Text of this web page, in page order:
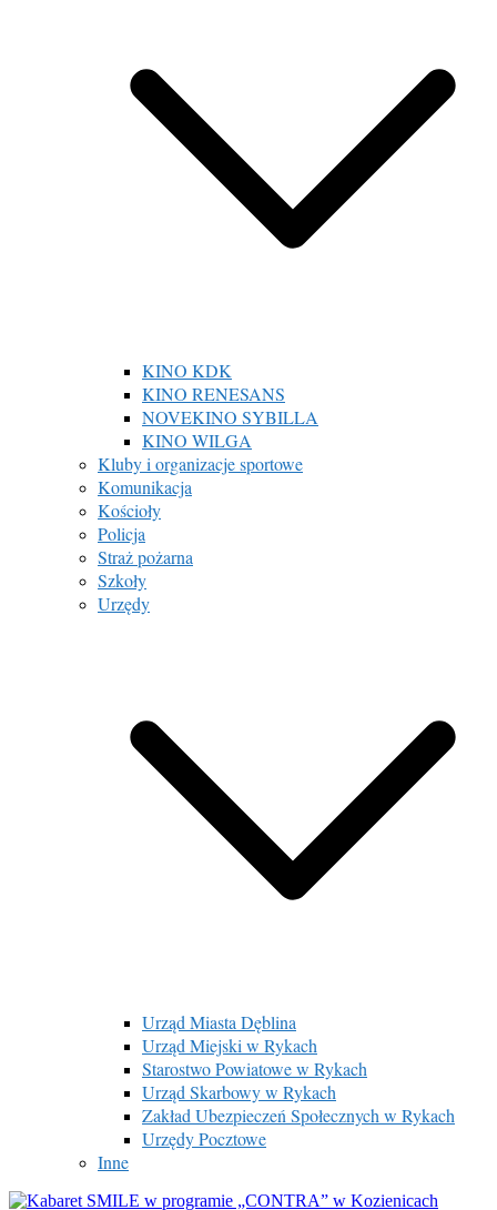
KINO KDK
KINO RENESANS
NOVEKINO SYBILLA
KINO WILGA
Kluby i organizacje sportowe
Komunikacja
Kościoły
Policja
Straż pożarna
Szkoły
Urzędy
Urząd Miasta Dęblina
Urząd Miejski w Rykach
Starostwo Powiatowe w Rykach
Urząd Skarbowy w Rykach
Zakład Ubezpieczeń Społecznych w Rykach
Urzędy Pocztowe
Inne